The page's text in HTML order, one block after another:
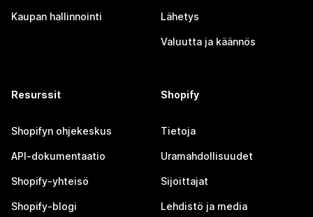
Kaupan hallinnointi Lähetys
Valuutta ja käännös
Resurssit
Shopifyn ohjekeskus
API-dokumentaatio
Shopify-yhteisö
Shopify-blogi
Shopify
Tietoja
Uramahdollisuudet
Sijoittajat
Lehdistö ja media